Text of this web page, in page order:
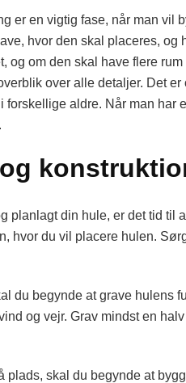
er en vigtig fase, når man vil
hvor den skal placeres, og
og om den skal have flere
over alle detaljer. Det
forskellige aldre. Når man har
planlagt din hule, er det tid
hvor du vil placere hulen.
du begynde at grave hulens
og vejr. Grav mindst en
plads, skal du begynde at